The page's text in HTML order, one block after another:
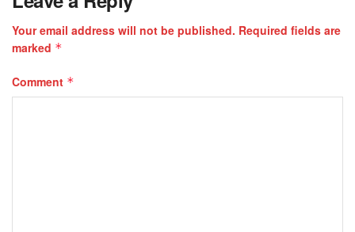
Your email address will not be published. Required fields are
marked *
Comment *